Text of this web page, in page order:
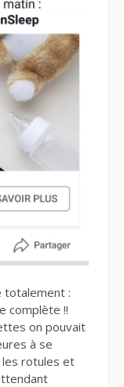
totalement :
complète !!
on pouvait
à se
les rotules et